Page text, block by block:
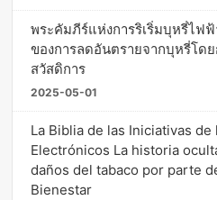
พระคัมภีร์แห่งการริเริ่มบุหรี่ไฟ
ของการลดอันตรายจากบุหรี่โด
สวัสดิการ
2025-05-01
La Biblia de las Iniciativas
Electrónicos La historia
daños del tabaco por parte
Bienestar